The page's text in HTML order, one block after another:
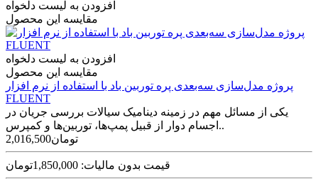
افزودن به لیست دلخواه
مقایسه این محصول
افزودن به لیست دلخواه
مقایسه این محصول
پروژه مدل‌سازی سه‌بعدی پره توربین باد با استفاده از نرم افزار
FLUENT
یکی از مسائل مهم در زمینه دینامیک سیالات بررسی جریان در
اجسام دوار از قبیل پمپ‌ها، توربین‌ها و کمپرس..
2,016,500تومان
قیمت بدون مالیات: 1,850,000تومان